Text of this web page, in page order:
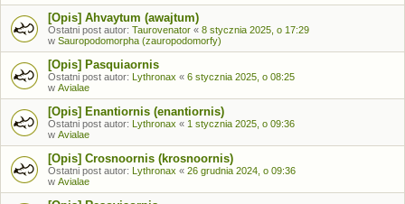
[Opis] Ahvaytum (awajtum)
Ostatni post autor: Taurovenator « 8 stycznia 2025, o 17:29
w Sauropodomorpha (zauropodomorfy)
[Opis] Pasquiaornis
Ostatni post autor: Lythronax « 6 stycznia 2025, o 08:25
w Avialae
[Opis] Enantiornis (enantiornis)
Ostatni post autor: Lythronax « 1 stycznia 2025, o 09:36
w Avialae
[Opis] Crosnoornis (krosnoornis)
Ostatni post autor: Lythronax « 26 grudnia 2024, o 09:36
w Avialae